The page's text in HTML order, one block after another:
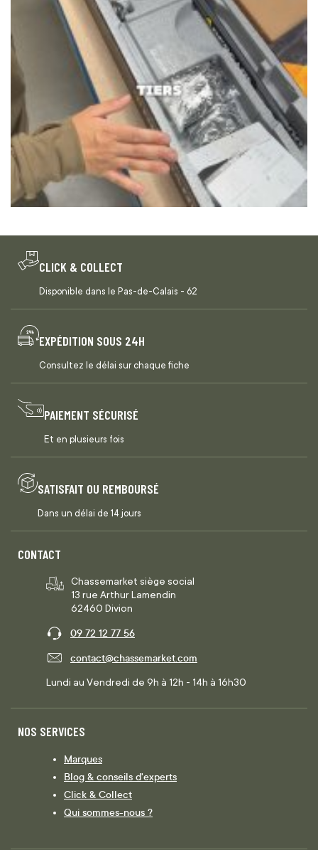
CLICK & COLLECT
Disponible dans le Pas-de-Calais - 62
EXPÉDITION SOUS 24H
Consultez le délai sur chaque fiche
PAIEMENT SÉCURISÉ
Et en plusieurs fois
SATISFAIT OU REMBOURSÉ
Dans un délai de 14 jours
CONTACT
Chassemarket siège social
13 rue Arthur Lamendin
62460 Divion
09 72 12 77 56
contact@chassemarket.com
Lundi au Vendredi de 9h à 12h - 14h à 16h30
NOS SERVICES
Marques
Blog & conseils d'experts
Click & Collect
Qui sommes-nous ?